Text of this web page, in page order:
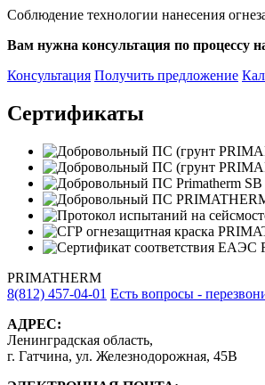
Соблюдение технологии нанесения
Вам нужна консультация по процессу
Консультация Получить предложение
Сертификаты
PRIMATHERM
8(812) 457-04-01 Есть вопросы -
АДРЕС:
Ленинградская область,
г. Гатчина, ул. Железнодорожная, 45В